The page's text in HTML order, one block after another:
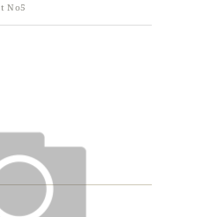
No5